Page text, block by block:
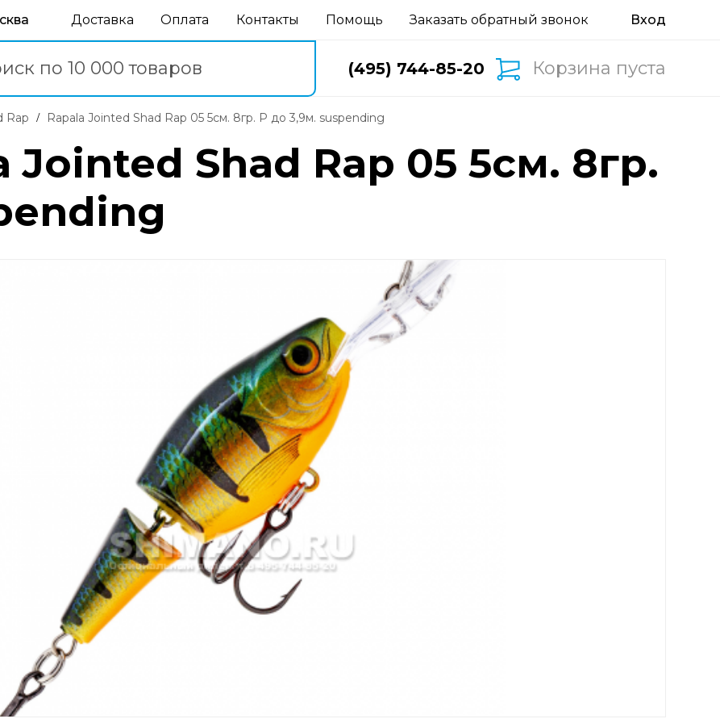
Доставка Оплата Контакты Помощь Заказать обратный звонок
(495) 744-85-20 Корзина пуста
Rap Rapala Jointed Shad Rap 05 5см. 8гр. P до 3,9м. suspending
Jointed Shad Rap 05 5см. 8гр.